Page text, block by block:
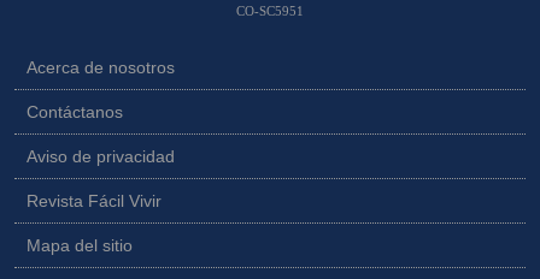
CO-SC5951
Acerca de nosotros
Contáctanos
Aviso de privacidad
Revista Fácil Vivir
Mapa del sitio